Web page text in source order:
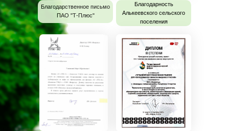
Благодарность
Алькеевского сельского
поселения
Благодарственное письмо
ПАО "Т-Плюс"
Благодарственное письмо
ПАО "Т-Плюс"